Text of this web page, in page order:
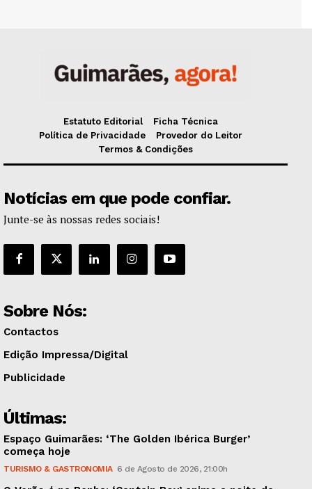
Estatuto Editorial
Ficha Técnica
Política de Privacidade
Provedor do Leitor
Termos & Condições
Notícias em que pode confiar.
Junte-se às nossas redes sociais!
Sobre Nós:
Contactos
Edição Impressa/Digital
Publicidade
Últimas:
Espaço Guimarães: ‘The Golden Ibérica Burger’
começa hoje
TURISMO & GASTRONOMIA 6 de Agosto de 2026, 21:00h